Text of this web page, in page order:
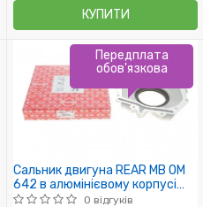
КУПИТИ
Сальник двигуна REAR MB OM
642 в алюмінієвому корпусі
PTFE (пр-во Elring)
0 відгуків
Передплата
обов'язкова